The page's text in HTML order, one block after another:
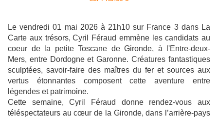
Le vendredi 01 mai 2026 à 21h10 sur France 3 dans La
Carte aux trésors, Cyril Féraud emmène les candidats au
coeur de la petite Toscane de Gironde, à l'Entre-deux-
Mers, entre Dordogne et Garonne. Créatures fantastiques
sculptées, savoir-faire des maîtres du fer et sources aux
vertus étonnantes composent cette aventure entre
légendes et patrimoine.
Cette semaine, Cyril Féraud donne rendez-vous aux
téléspectateurs au cœur de la Gironde, dans l’arrière-pays